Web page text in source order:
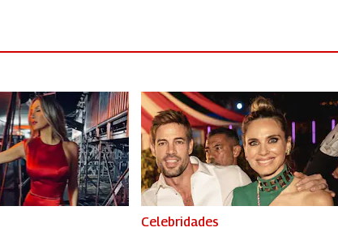
Celebridades